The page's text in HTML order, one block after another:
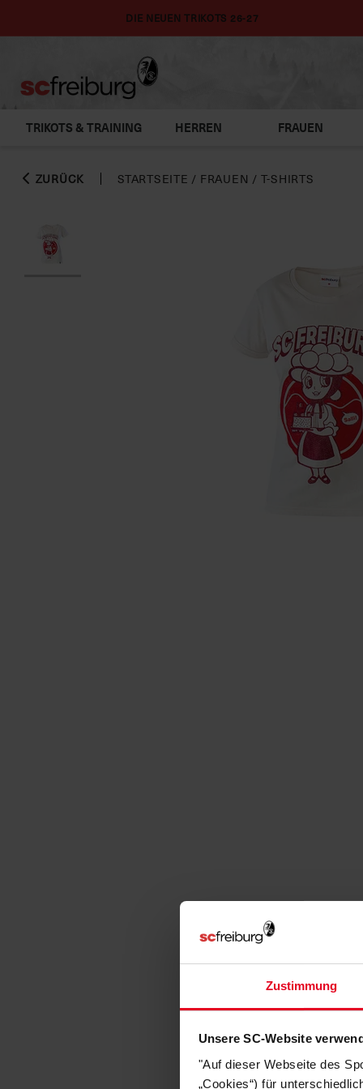
Zustimmung
Unsere SC-Website
"Auf dieser Webseite des
„Cookies“) für
DIE NEUEN TRIKOTS 26-27
TRIKOTS & TRAINING HERREN FRAUEN
ZURÜCK STARTSEITE / FRAUEN / T-SHIRTS